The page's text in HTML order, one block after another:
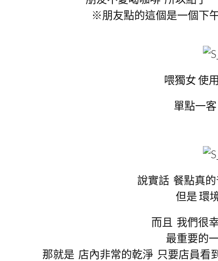
※朋友點的這個是一個下
喂獨女 使
單點一
說實話 餐點真
但是 環
而且 我們很
最重要的
那就是 店內非常的乾淨 只要店員看